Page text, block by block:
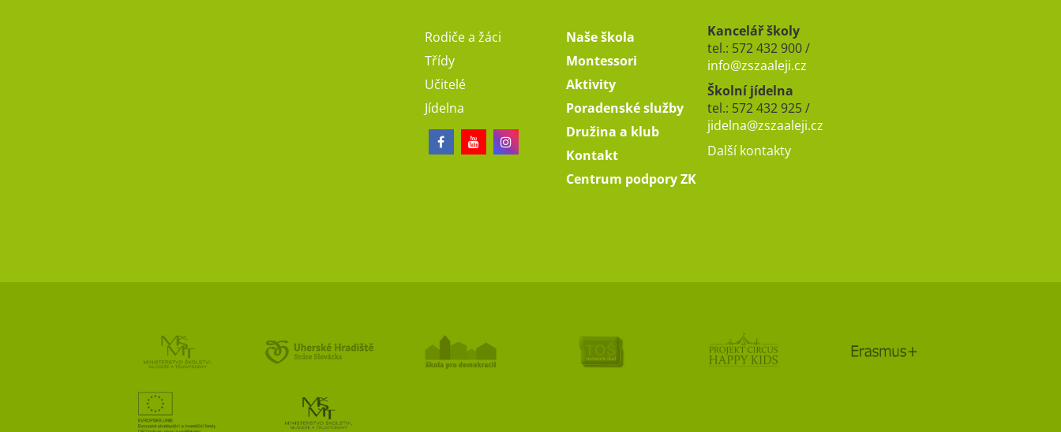
Rodiče a žáci
Třídy
Učitelé
Jídelna
Naše škola
Montessori
Aktivity
Poradenské služby
Družina a klub
Kontakt
Centrum podpory ZK
Kancelář školy
tel.: 572 432 900 /
info@zszaaleji.cz
Školní jídelna
tel.: 572 432 925 /
jidelna@zszaaleji.cz
Další kontakty